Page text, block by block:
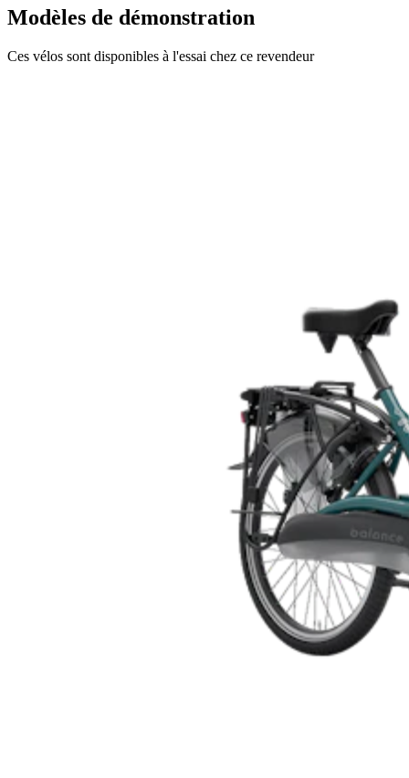
Modèles de démonstration
Ces vélos sont disponibles à l'essai chez ce revendeur